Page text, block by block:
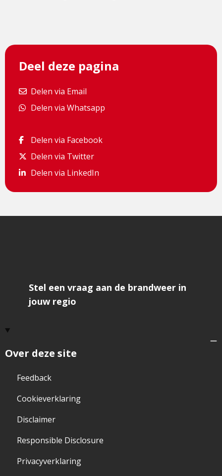
Deel deze pagina
Delen via Email
Delen via Email
Delen via Whatsapp
Delen via Whatsapp
Delen via Facebook
Delen via Facebook
Delen via Twitter
Delen via Twitter
Delen via LinkedIn
Delen via LinkedIn
Over deze site
Feedback
Cookieverklaring
Disclaimer
Responsible Disclosure
Privacyverklaring
Stel een vraag aan de brandweer in
jouw regio